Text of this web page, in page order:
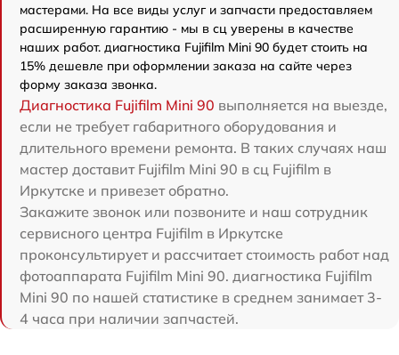
мастерами. На все виды услуг и запчасти предоставляем
расширенную гарантию - мы в сц уверены в качестве
наших работ. диагностика Fujifilm Mini 90 будет стоить на
15% дешевле при оформлении заказа на сайте через
форму заказа звонка.
Диагностика Fujifilm Mini 90 выполняется на выезде,
если не требует габаритного оборудования и
длительного времени ремонта. В таких случаях наш
мастер доставит Fujifilm Mini 90 в сц Fujifilm в
Иркутске и привезет обратно.
Закажите звонок или позвоните и наш сотрудник
сервисного центра Fujifilm в Иркутске
проконсультирует и рассчитает стоимость работ над
фотоаппарата Fujifilm Mini 90. диагностика Fujifilm
Mini 90 по нашей статистике в среднем занимает 3-
4 часа при наличии запчастей.